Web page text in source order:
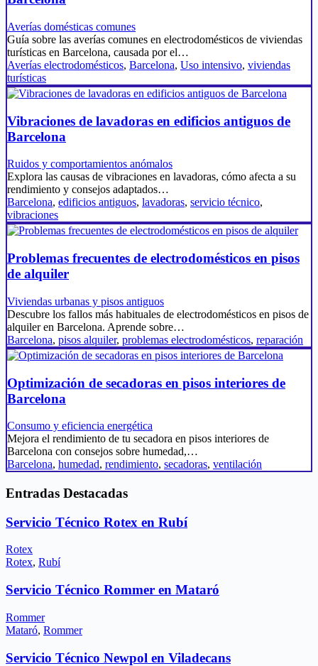
Averías domésticas comunes
Guía sobre las averías comunes en electrodomésticos de viviendas
turísticas en Barcelona, causada por el…
Averías electrodomésticos, Barcelona, Uso intensivo, viviendas
turísticas
Vibraciones de lavadoras en edificios antiguos de
Barcelona
Ruidos y comportamientos anómalos
Explora las causas de vibraciones en lavadoras, cómo afecta a su
rendimiento y consejos adaptados…
Barcelona, edificios antiguos, lavadoras, servicio técnico,
vibraciones
Problemas frecuentes de electrodomésticos en pisos
de alquiler
Viviendas urbanas y pisos antiguos
Descubre los fallos más habituales de electrodomésticos en pisos de
alquiler en Barcelona. Aprende sobre…
Barcelona, pisos alquiler, problemas electrodomésticos, reparación
Optimización de secadoras en pisos interiores de
Barcelona
Consumo y eficiencia energética
Mejora el rendimiento de tu secadora en pisos interiores de
Barcelona con consejos sobre humedad,…
Barcelona, humedad, rendimiento, secadoras, ventilación
Entradas Destacadas
Servicio Técnico Rotex en Rubí
Rotex
Rotex, Rubí
Servicio Técnico Rommer en Mataró
Rommer
Mataró, Rommer
Servicio Técnico Newpol en Viladecans